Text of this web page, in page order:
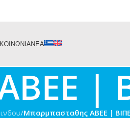
ΝΕΑ
|
/Μπαρμπασταθης ΑΒΕΕ |